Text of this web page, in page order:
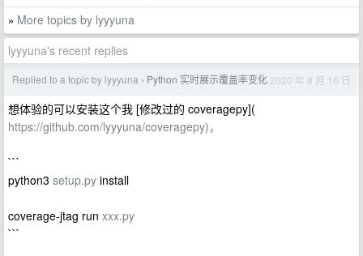
» More topics by lyyyuna
lyyyuna's recent replies
Replied to a topic by lyyyuna › Python 实时展示覆盖率变化 2020 年 8 月 16 日
想体验的可以安装这个我 [修改过的 coveragepy](
https://github.com/lyyyuna/coveragepy)，
```
python3 setup.py install
coverage-jtag run xxx.py
```